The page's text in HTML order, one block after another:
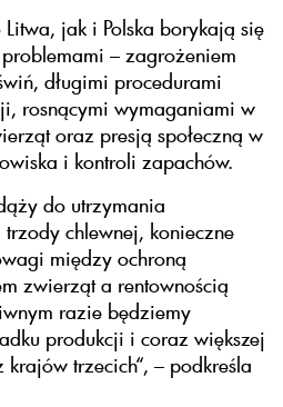
jak i Polska borykają się
– zagrożeniem
długimi procedurami
rosnącymi wymaganiami w
oraz presją społeczną w
i kontroli zapachów.
do utrzymania
chlewnej, konieczne
między ochroną
zwierząt a rentownością
razie będziemy
produkcji i coraz większej
trzecich“, – podkreśla